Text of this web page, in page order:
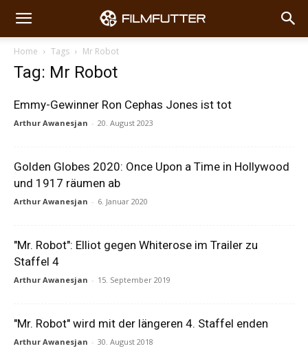
Home Tags Mr Robot
Tag: Mr Robot
Emmy-Gewinner Ron Cephas Jones ist tot
Arthur Awanesjan - 20. August 2023
Golden Globes 2020: Once Upon a Time in Hollywood
und 1917 räumen ab
Arthur Awanesjan - 6. Januar 2020
"Mr. Robot": Elliot gegen Whiterose im Trailer zu
Staffel 4
Arthur Awanesjan - 15. September 2019
"Mr. Robot" wird mit der längeren 4. Staffel enden
Arthur Awanesjan - 30. August 2018